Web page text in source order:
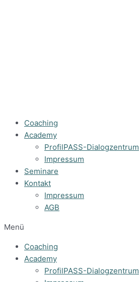
Coaching
Academy
ProfilPASS-Dialogzentrum
Impressum
Seminare
Kontakt
Impressum
AGB
Menü
Coaching
Academy
ProfilPASS-Dialogzentrum